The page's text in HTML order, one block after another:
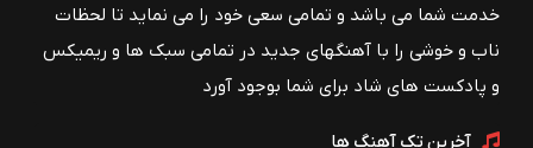
خدمت شما می باشد و تمامی سعی خود را می نماید تا لحظات
ناب و خوشی را با آهنگهای جدید در تمامی سبک ها و ریمیکس
و پادکست های شاد برای شما بوجود آورد
آخرین تک آهنگ ها